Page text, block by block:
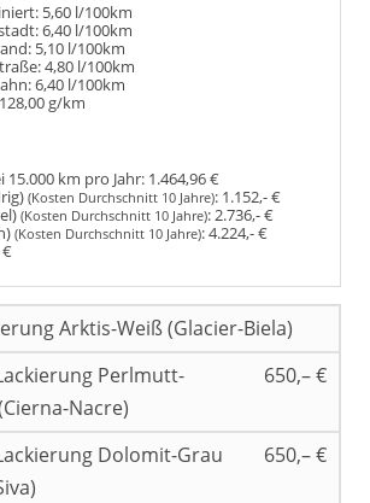
5,60 l/100km
6,40 l/100km
5,10 l/100km
4,80 l/100km
6,40 l/100km
128,00 g/km
15.000 km pro Jahr: 1.464,96 €
(Kosten Durchschnitt 10 Jahre): 1.152,- €
(Kosten Durchschnitt 10 Jahre):2.736,- €
(Kosten Durchschnitt 10 Jahre):4.224,- €
€
Arktis-Weiß (Glacier-Biela)
Perlmutt-
Nacre)
650,– €
Dolomit-Grau
650,– €